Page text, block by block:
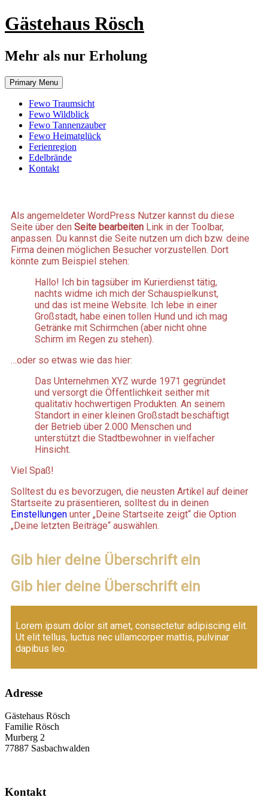
Gästehaus Rösch
Mehr als nur Erholung
Primary Menu
Fewo Traumsicht
Fewo Wildblick
Fewo Tannenzauber
Fewo Heimatglück
Ferienregion
Edelbrände
Kontakt
Als angemeldeter WordPress Nutzer kannst du diese
Seite über den Seite bearbeiten Link in der Toolbar,
anpassen. Du kannst die Seite nutzen um dich bzw. deine
Firma deinen möglichen Besucher vorzustellen. Dort
könnte zum Beispiel stehen:
Hallo! Ich bin tagsüber im Kurierdienst tätig,
nachts widme ich mich der Schauspielkunst,
und das ist meine Website. Ich lebe in einer
Großstadt, habe einen tollen Hund und ich mag
Getränke mit Schirmchen (aber nicht ohne
Schirm im Regen zu stehen).
…oder so etwas wie das hier:
Das Unternehmen XYZ wurde 1971 gegründet
und versorgt die Öffentlichkeit seither mit
qualitativ hochwertigen Produkten. An seinem
Standort in einer kleinen Großstadt beschäftigt
der Betrieb über 2.000 Menschen und
unterstützt die Stadtbewohner in vielfacher
Hinsicht.
Viel Spaß!
Solltest du es bevorzugen, die neusten Artikel auf deiner
Startseite zu präsentieren, solltest du in deinen
Einstellungen unter „Deine Startseite zeigt“ die Option
„Deine letzten Beiträge“ auswählen.
Gib hier deine Überschrift ein
Gib hier deine Überschrift ein
Lorem ipsum dolor sit amet, consectetur adipiscing elit.
Ut elit tellus, luctus nec ullamcorper mattis, pulvinar
dapibus leo.
Adresse
Gästehaus Rösch
Familie Rösch
Murberg 2
77887 Sasbachwalden
Kontakt